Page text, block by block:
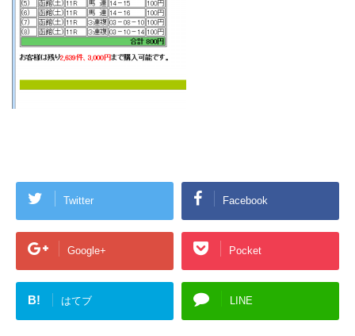
Twitter Facebook
Google+ Pocket
B! はてブ LINE